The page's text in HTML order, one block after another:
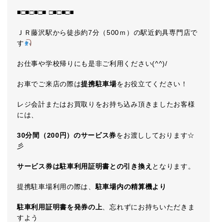
■□■□■□■ □■□■□■
ＪＲ藤沢駅から徒歩約7分（500ｍ）の駅近釣具専門店で
す
お仕事や学校帰りにも是非ご利用ください(^^)/
お車でご来店の際は提携駐車場をお役立てください！
レジ会計またはお買取りをお持ち込み頂きましたお客様
には、
30分間（200円）のサービス券をお渡ししております☆
彡
サービス券は駐車利用証明書との引き換え となります。
提携駐車場利用の際は、 駐車場内の精算機より
駐車利用証明書を発券の上 、忘れずにお持ちいただきま
すよう